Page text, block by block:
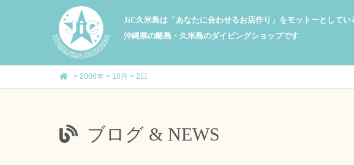
JiC久米島は「あなたに合わせるお店作り」をモットーとしてい
沖縄県の離島・久米島のダイビングショップです
> 2006年 > 10月 > 2日
ブログ & NEWS